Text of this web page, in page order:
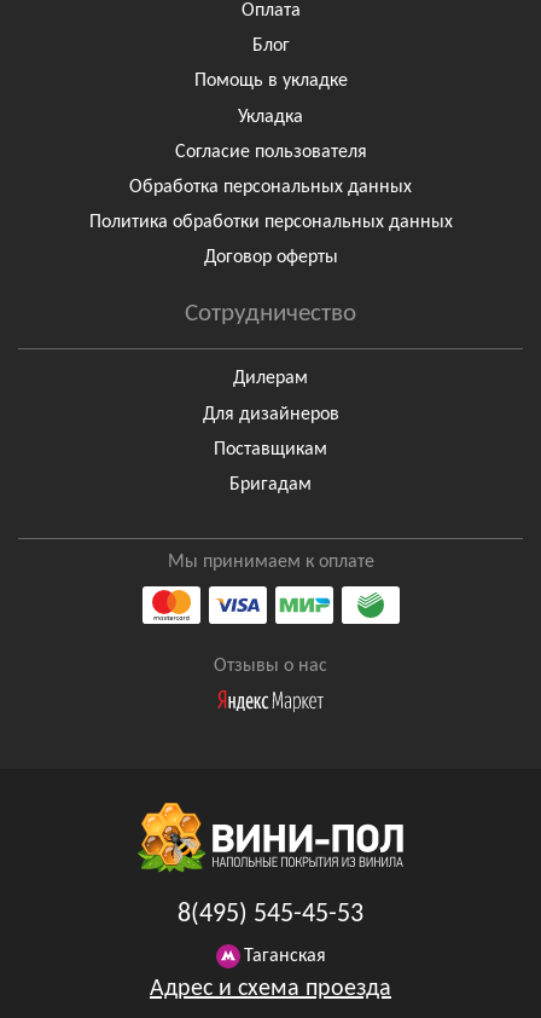
Оплата
Блог
Помощь в укладке
Укладка
Согласие пользователя
Обработка персональных данных
Политика обработки персональных данных
Договор оферты
Сотрудничество
Дилерам
Для дизайнеров
Поставщикам
Бригадам
Мы принимаем к оплате
Отзывы о нас
8(495) 545-45-53
Таганская
Адрес и схема проезда